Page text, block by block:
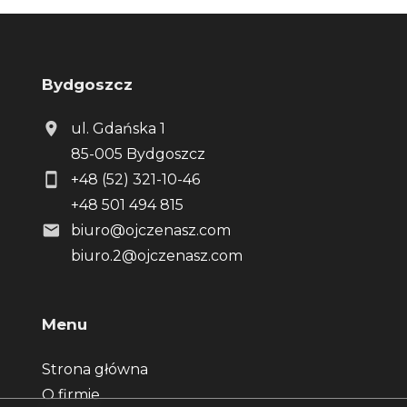
Bydgoszcz
ul. Gdańska 1
85-005 Bydgoszcz
+48 (52) 321-10-46
+48 501 494 815
biuro@ojczenasz.com
biuro.2@ojczenasz.com
Menu
Strona główna
O firmie